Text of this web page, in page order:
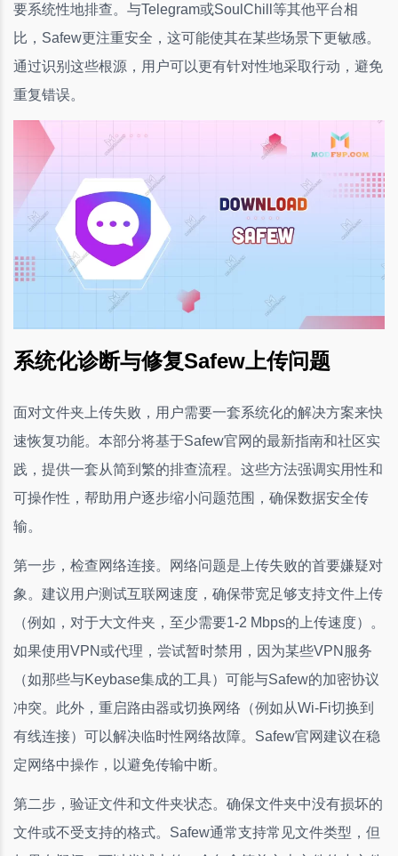
要系统性地排查。与Telegram或SoulChill等其他平台相
比，Safew更注重安全，这可能使其在某些场景下更敏感。
通过识别这些根源，用户可以更有针对性地采取行动，避免
重复错误。
系统化诊断与修复Safew上传问题
面对文件夹上传失败，用户需要一套系统化的解决方案来快
速恢复功能。本部分将基于Safew官网的最新指南和社区实
践，提供一套从简到繁的排查流程。这些方法强调实用性和
可操作性，帮助用户逐步缩小问题范围，确保数据安全传
输。
第一步，检查网络连接。网络问题是上传失败的首要嫌疑对
象。建议用户测试互联网速度，确保带宽足够支持文件上传
（例如，对于大文件夹，至少需要1-2 Mbps的上传速度）。
如果使用VPN或代理，尝试暂时禁用，因为某些VPN服务
（如那些与Keybase集成的工具）可能与Safew的加密协议
冲突。此外，重启路由器或切换网络（例如从Wi-Fi切换到
有线连接）可以解决临时性网络故障。Safew官网建议在稳
定网络中操作，以避免传输中断。
第二步，验证文件和文件夹状态。确保文件夹中没有损坏的
文件或不受支持的格式。Safew通常支持常见文件类型，但